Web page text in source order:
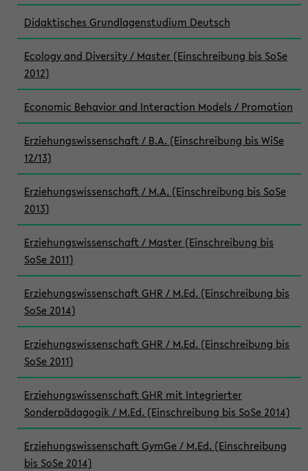
Didaktisches Grundlagenstudium Deutsch
Ecology and Diversity / Master (Einschreibung bis SoSe
2012)
Economic Behavior and Interaction Models / Promotion
Erziehungswissenschaft / B.A. (Einschreibung bis WiSe
12/13)
Erziehungswissenschaft / M.A. (Einschreibung bis SoSe
2013)
Erziehungswissenschaft / Master (Einschreibung bis
SoSe 2011)
Erziehungswissenschaft GHR / M.Ed. (Einschreibung bis
SoSe 2014)
Erziehungswissenschaft GHR / M.Ed. (Einschreibung bis
SoSe 2011)
Erziehungswissenschaft GHR mit Integrierter
Sonderpädagogik / M.Ed. (Einschreibung bis SoSe 2014)
Erziehungswissenschaft GymGe / M.Ed. (Einschreibung
bis SoSe 2014)